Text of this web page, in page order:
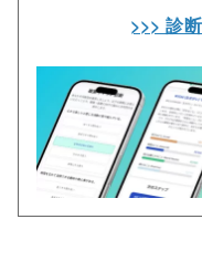
>>> 診